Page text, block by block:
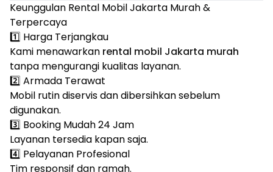
Keunggulan Rental Mobil Jakarta Murah &
Terpercaya
1️⃣ Harga Terjangkau
Kami menawarkan rental mobil Jakarta murah
tanpa mengurangi kualitas layanan.
2️⃣ Armada Terawat
Mobil rutin diservis dan dibersihkan sebelum
digunakan.
3️⃣ Booking Mudah 24 Jam
Layanan tersedia kapan saja.
4️⃣ Pelayanan Profesional
Tim responsif dan ramah.